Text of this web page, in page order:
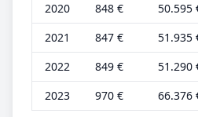
2020
848 € 50.595
2021
847 € 51.935
2022
849 € 51.290
2023
970 € 66.376